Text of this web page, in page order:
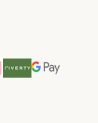
MethodMethod
Riverty Payment Method
Google Pay